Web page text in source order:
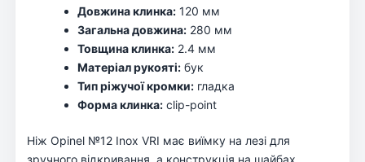
Довжина клинка: 120 мм
Загальна довжина: 280 мм
Товщина клинка: 2.4 мм
Матеріал рукояті: бук
Тип ріжучої кромки: гладка
Форма клинка: clip-point
Ніж Opinel №12 Inox VRI має виїмку на лезі для
зручного відкривання, а конструкція на шайбах